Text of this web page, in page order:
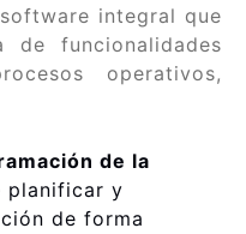
integral que
de funcionalidades
operativos,
de la
planificar y
de forma